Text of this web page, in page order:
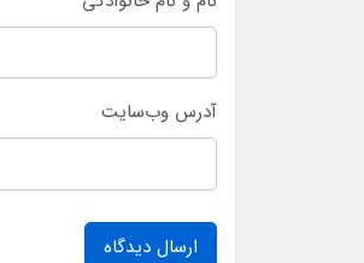
آدرس وب‌سایت
ارسال دیدگاه